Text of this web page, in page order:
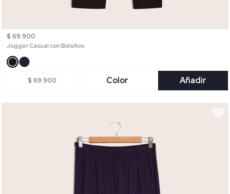
$ 69.900
Jogger Casual con Bolsillos
$ 69.900 Color Añadir